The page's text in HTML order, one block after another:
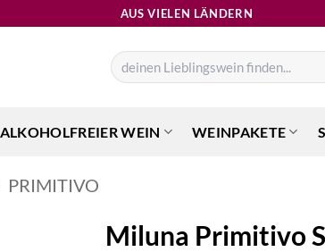
AUS VIELEN LÄNDERN
Suchen
nach:
ALKOHOLFREIER WEIN WEINPAKETE
PRIMITIVO
Miluna Primitivo